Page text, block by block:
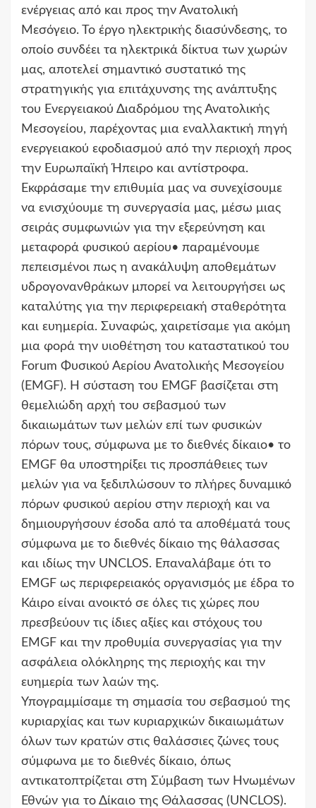
ενέργειας από και προς την Ανατολική
Μεσόγειο. Το έργο ηλεκτρικής διασύνδεσης, το
οποίο συνδέει τα ηλεκτρικά δίκτυα των χωρών
μας, αποτελεί σημαντικό συστατικό της
στρατηγικής για επιτάχυνσης της ανάπτυξης
του Ενεργειακού Διαδρόμου της Ανατολικής
Μεσογείου, παρέχοντας μια εναλλακτική πηγή
ενεργειακού εφοδιασμού από την περιοχή προς
την Ευρωπαϊκή Ήπειρο και αντίστροφα.
Εκφράσαμε την επιθυμία μας να συνεχίσουμε
να ενισχύουμε τη συνεργασία μας, μέσω μιας
σειράς συμφωνιών για την εξερεύνηση και
μεταφορά φυσικού αερίου• παραμένουμε
πεπεισμένοι πως η ανακάλυψη αποθεμάτων
υδρογονανθράκων μπορεί να λειτουργήσει ως
καταλύτης για την περιφερειακή σταθερότητα
και ευημερία. Συναφώς, χαιρετίσαμε για ακόμη
μια φορά την υιοθέτηση του καταστατικού του
Forum Φυσικού Αερίου Ανατολικής Μεσογείου
(EMGF). Η σύσταση του EMGF βασίζεται στη
θεμελιώδη αρχή του σεβασμού των
δικαιωμάτων των μελών επί των φυσικών
πόρων τους, σύμφωνα με το διεθνές δίκαιο• το
EMGF θα υποστηρίξει τις προσπάθειες των
μελών για να ξεδιπλώσουν το πλήρες δυναμικό
πόρων φυσικού αερίου στην περιοχή και να
δημιουργήσουν έσοδα από τα αποθέματά τους
σύμφωνα με το διεθνές δίκαιο της θάλασσας
και ιδίως την UNCLOS. Επαναλάβαμε ότι το
EMGF ως περιφερειακός οργανισμός με έδρα το
Κάιρο είναι ανοικτό σε όλες τις χώρες που
πρεσβεύουν τις ίδιες αξίες και στόχους του
EMGF και την προθυμία συνεργασίας για την
ασφάλεια ολόκληρης της περιοχής και την
ευημερία των λαών της.
Υπογραμμίσαμε τη σημασία του σεβασμού της
κυριαρχίας και των κυριαρχικών δικαιωμάτων
όλων των κρατών στις θαλάσσιες ζώνες τους
σύμφωνα με το διεθνές δίκαιο, όπως
αντικατοπτρίζεται στη Σύμβαση των Ηνωμένων
Εθνών για το Δίκαιο της Θάλασσας (UNCLOS).